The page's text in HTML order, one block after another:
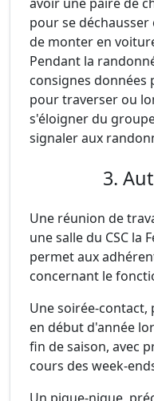
pour se
de monter en
Pendant la
consignes données
pour traverser ou
s'éloigner du
signaler aux
3.
Une réunion de
une salle du CSC la
permet aux
concernant le
Une soirée-contact,
en début d'année
fin de saison, avec
cours des week-